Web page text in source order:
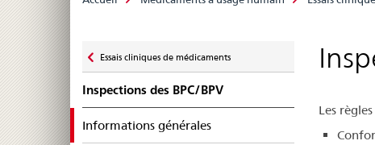
zu
Essais cliniques de médicaments
Inspections des BPC/BPV
Informations généralesselected
Les